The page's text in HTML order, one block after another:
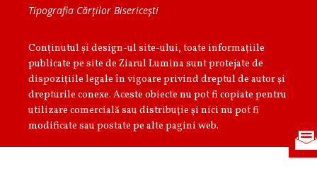
Tipografia Cărţilor Bisericeşti
Conținutul și design-ul site-ului, toate informaţiile
publicate pe site de Ziarul Lumina sunt protejate de
dispoziţiile legale în vigoare privind dreptul de autor şi
drepturile conexe. Aceste obiecte nu pot fi copiate pentru
utilizare comercială sau distribuţie şi nici nu pot fi
modificate sau postate pe alte pagini web.